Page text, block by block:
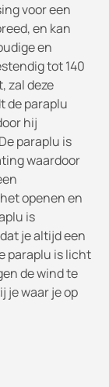
voor een
en kan
en
tot 140
zal deze
de paraplu
hij
paraplu is
waardoor
openen en
is
je altijd een
paraplu is licht
de wind te
je waar je op